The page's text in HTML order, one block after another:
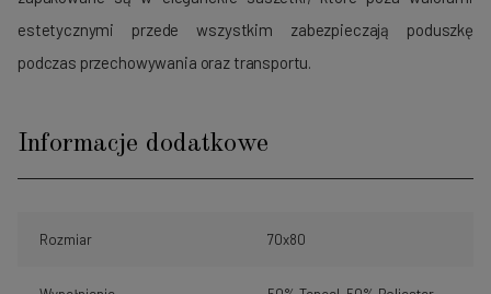
estetycznymi przede wszystkim zabezpieczają poduszkę
podczas przechowywania oraz transportu.
Informacje dodatkowe
Rozmiar 70x80